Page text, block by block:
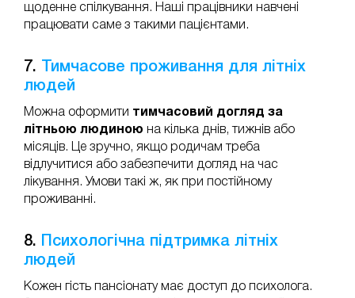
щоденне спілкування. Наші працівники навчені
працювати саме з такими пацієнтами.
7.
Тимчасове проживання для літніх
людей
Можна оформити тимчасовий догляд за
літньою людиною на кілька днів, тижнів або
місяців. Це зручно, якщо родичам треба
відлучитися або забезпечити догляд на час
лікування. Умови такі ж, як при постійному
проживанні.
8. Психологічна підтримка літніх
людей
Кожен гість пансіонату має доступ до психолога.